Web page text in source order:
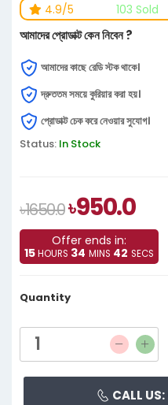
4.9/5 103 Sold
আমাদের প্রোডাক্ট কেন নিবেন ?
আমাদের কাছে রেডি স্টক থাকে।
দ্রুততম সময়ে কুরিয়ার করা হয়।
প্রোডাক্ট চেক করে নেওয়ার সুযোগ।
Status: In Stock
৳1650.0৳950.0
Offer ends in:
15HOURS 34 MINS 41 SECS
Quantity
CALL US: